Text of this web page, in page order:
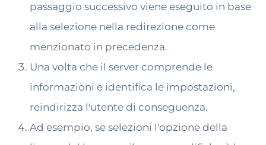
passaggio successivo viene eseguito in base
alla selezione nella redirezione come
menzionato in precedenza.
Una volta che il server comprende le
informazioni e identifica le impostazioni,
reindirizza l'utente di conseguenza.
Ad esempio, se selezioni l'opzione della